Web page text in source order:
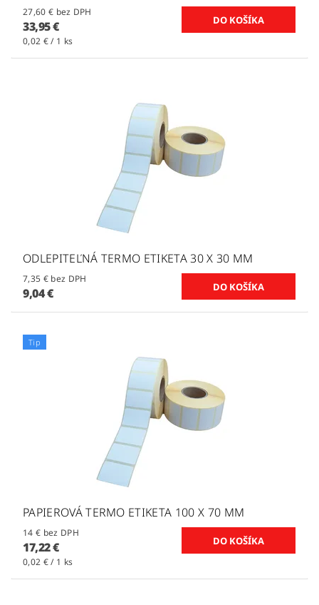
27,60 € bez DPH
33,95 €
0,02 € / 1 ks
ODLEPITEĽNÁ TERMO ETIKETA 30 X 30 MM
7,35 € bez DPH
9,04 €
Tip
PAPIEROVÁ TERMO ETIKETA 100 X 70 MM
14 € bez DPH
17,22 €
0,02 € / 1 ks